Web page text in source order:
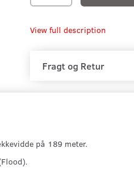
View full description
Fragt og Retur
på 189 meter.